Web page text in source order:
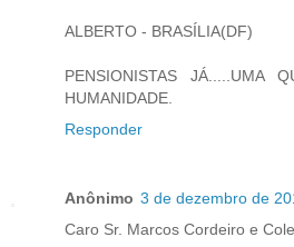
ALBERTO - BRASÍLIA(DF)
PENSIONISTAS JÁ.....UMA
HUMANIDADE.
Responder
Anônimo 3 de dezembro de
Caro Sr. Marcos Cordeiro e